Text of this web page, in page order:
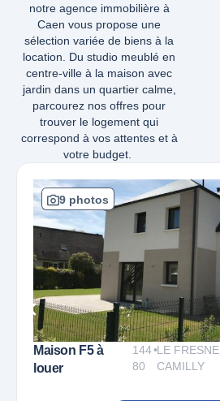
notre agence immobilière à
Caen vous propose une
sélection variée de biens à la
location. Du studio meublé en
centre-ville à la maison avec
jardin dans un quartier calme,
parcourez nos offres pour
trouver le logement qui
correspond à vos attentes et à
votre budget.
9 photos
Maison F5 à
louer
144
80
•LE FRESNE
CAMILLY